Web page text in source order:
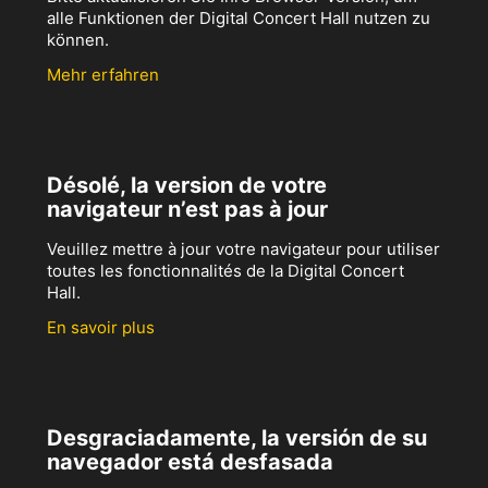
alle Funktionen der Digital Concert Hall nutzen zu
können.
Mehr erfahren
Désolé, la version de votre
navigateur n’est pas à jour
Veuillez mettre à jour votre navigateur pour utiliser
toutes les fonctionnalités de la Digital Concert
Hall.
En savoir plus
Desgraciadamente, la versión de su
navegador está desfasada